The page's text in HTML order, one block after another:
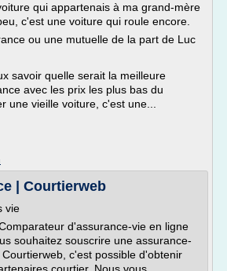
qui appartenais à ma grand-mère
c'est une voiture qui roule encore.
ou une mutuelle de la part de Luc
savoir quelle serait la meilleure
avec les prix les plus bas du
une vieille voiture, c'est une...
| Courtierweb
vie
d'assurance-vie en ligne
souhaitez souscrire une assurance-
c'est possible d'obtenir